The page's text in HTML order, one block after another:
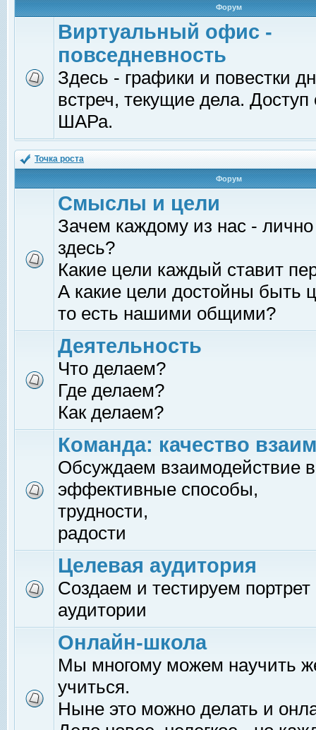
Форум
Виртуальный офис -
повседневность
Здесь - графики и повестки
встреч, текущие дела.
ШАРа.
Точка роста
Форум
Смыслы и цели
Зачем каждому из нас -
здесь?
Какие цели каждый ставит
А какие цели достойны быть
то есть нашими общими?
Деятельность
Что делаем?
Где делаем?
Как делаем?
Команда: качество
Обсуждаем взаимодействие
эффективные способы,
трудности,
радости
Целевая аудитория
Создаем и тестируем
аудитории
Онлайн-школа
Мы многому можем научить
учиться.
Ныне это можно делать и